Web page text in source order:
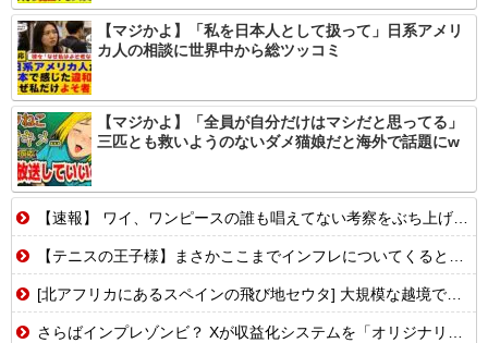
【マジかよ】「私を日本人として扱って」日系アメリ
カ人の相談に世界中から総ツッコミ
【マジかよ】「全員が自分だけはマシだと思ってる」
三匹とも救いようのないダメ猫娘だと海外で話題にw
【速報】 ワイ、ワンピースの誰も唱えてない考察をぶち上げる【世界初】
【テニスの王子様】まさかここまでインフレについてくるとは思わなかったやつ
[北アフリカにあるスペインの飛び地セウタ] 大規模な越境で最大80人が死亡したと報道...
さらばインプレゾンビ？ Xが収益化システムを「オリジナリティー重視」にリニューアルへ